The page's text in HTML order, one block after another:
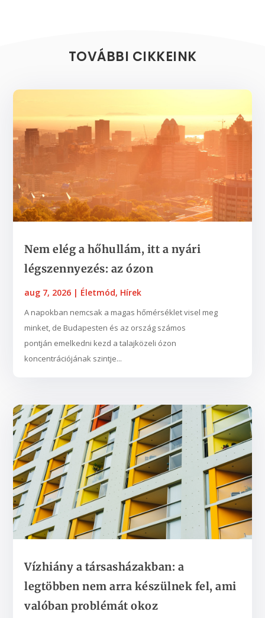
TOVÁBBI CIKKEINK
Nem elég a hőhullám, itt a nyári
légszennyezés: az ózon
aug 7, 2026 | Életmód, Hírek
A napokban nemcsak a magas hőmérséklet visel meg
minket, de Budapesten és az ország számos
pontján emelkedni kezd a talajközeli ózon
koncentrációjának szintje...
Vízhiány a társasházakban: a
legtöbben nem arra készülnek fel, ami
valóban problémát okoz